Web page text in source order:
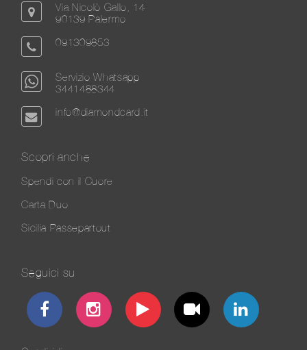
Via Nicolò Gallo, 14
90139 Palermo
091309853
Servizio Whatsapp
3441488344
info@diamondcard.it
Scopri anche
Spendi con il Cuore
Carta Duo
Sicilia Passepartout
Seguici su